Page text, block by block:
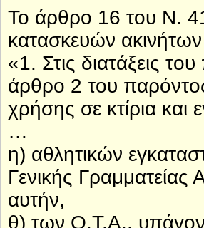
Το άρθρο 16 του Ν.
κατασκευών
«1. Στις διατάξεις
άρθρο 2 του
χρήσης σε κτίρια και
…
η) αθλητικών
Γενικής
αυτήν,
θ) των Ο.Τ.Α.,